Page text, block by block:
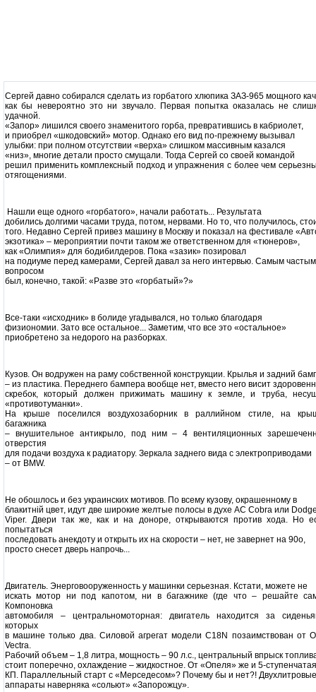
Сергей давно собирался сделать из горбатого хлюпика ЗАЗ-965 мощного
как бы невероятно это ни звучало. Первая попытка оказалась не
удачной.
«Запор» лишился своего знаменитого горба, превратившись в кабриолет,
и приобрел «шкодовский» мотор. Однако его вид по-прежнему вызывал
улыбки: при полном отсутствии «верха» слишком массивным казался
«низ», многие детали просто смущали. Тогда Сергей со своей командой
решил применить комплексный подход и упражнения с более чем
отягощениями.
Нашли еще одного «горбатого», начали работать... Результата
добились долгими часами труда, потом, нервами. Но то, что получилось,
того. Недавно Сергей привез машину в Москву и показал на фестивале
экзотика» – мероприятии почти таком же ответственном для «тюнеров»,
как «Олимпия» для бодибилдеров. Пока «зазик» позировал
на подиуме перед камерами, Сергей давал за него интервью. Самым частым
вопросом
был, конечно, такой: «Разве это «горбатый»?»
Все-таки «исходник» в болиде угадывался, но только благодаря
физиономии. Зато все остальное... Заметим, что все это «остальное»
приобретено за недорого на разборках.
Кузов. Он водружен на раму собственной конструкции. Крылья и задний
– из пластика. Переднего бампера вообще нет, вместо него висит
скребок, который должен прижимать машину к земле, и труба,
«противотуманки».
На крыше поселился воздухозаборник в раллийном стиле, на
багажника
– внушительное антикрыло, под ним – 4 вентиляционных
отверстия
для подачи воздуха к радиатору. Зеркала заднего вида с электроприводами
– от BMW.
Не обошлось и без украинских мотивов. По всему кузову, окрашенному в
блакитнiй цвет, идут две широкие желтые полосы в духе AC Cobra или
Viper. Двери так же, как и на доноре, открываются против хода. Но
попытаться
последовать анекдоту и открыть их на скорости – нет, не завернет на 90о,
просто снесет дверь напрочь...
Двигатель. Энерговооруженность у машинки серьезная. Кстати, можете не
искать мотор ни под капотом, ни в багажнике (где что – решайте
Компоновка
автомобиля – центральномоторная: двигатель находится за
которых
в машине только два. Силовой агрегат модели C18N позаимствован от
Vectra.
Рабочий объем – 1,8 литра, мощность – 90 л.с., центральный впрыск
стоит поперечно, охлаждение – жидкостное. От «Опеля» же и 5-ступенчатая
КП. Параллельный старт с «Мерседесом»? Почему бы и нет?! Двухлитровые
аппараты наверняка «сольют» «Запорожцу».